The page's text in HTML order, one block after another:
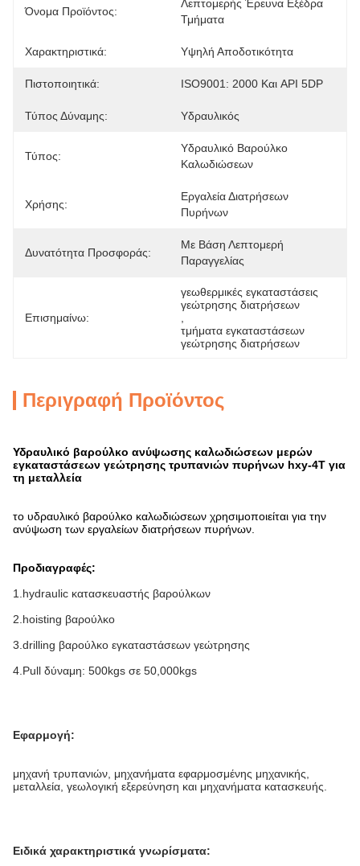
Όνομα Προϊόντος:
Λεπτομερής Έρευνα Εξέδρα
Τμήματα
Χαρακτηριστικά: Υψηλή Αποδοτικότητα
Πιστοποιητικά: ISO9001: 2000 Και API 5DP
Τύπος Δύναμης: Υδραυλικός
Τύπος:
Υδραυλικό Βαρούλκο
Καλωδιώσεων
Χρήσης:
Εργαλεία Διατρήσεων
Πυρήνων
Δυνατότητα Προσφοράς:
Με Βάση Λεπτομερή
Παραγγελίας
Επισημαίνω:
γεωθερμικές εγκαταστάσεις
γεώτρησης διατρήσεων
τμήματα εγκαταστάσεων
γεώτρησης διατρήσεων
Περιγραφή Προϊόντος
Υδραυλικό βαρούλκο ανύψωσης καλωδιώσεων μερών
εγκαταστάσεων γεώτρησης τρυπανιών πυρήνων hxy-4T για
τη μεταλλεία
το υδραυλικό βαρούλκο καλωδιώσεων χρησιμοποιείται για την
ανύψωση των εργαλείων διατρήσεων πυρήνων.
Προδιαγραφές:
1.hydraulic κατασκευαστής βαρούλκων
2.hoisting βαρούλκο
3.drilling βαρούλκο εγκαταστάσεων γεώτρησης
4.Pull δύναμη: 500kgs σε 50,000kgs
Εφαρμογή:
μηχανή τρυπανιών, μηχανήματα εφαρμοσμένης μηχανικής,
μεταλλεία, γεωλογική εξερεύνηση και μηχανήματα κατασκευής.
Ειδικά χαρακτηριστικά γνωρίσματα: